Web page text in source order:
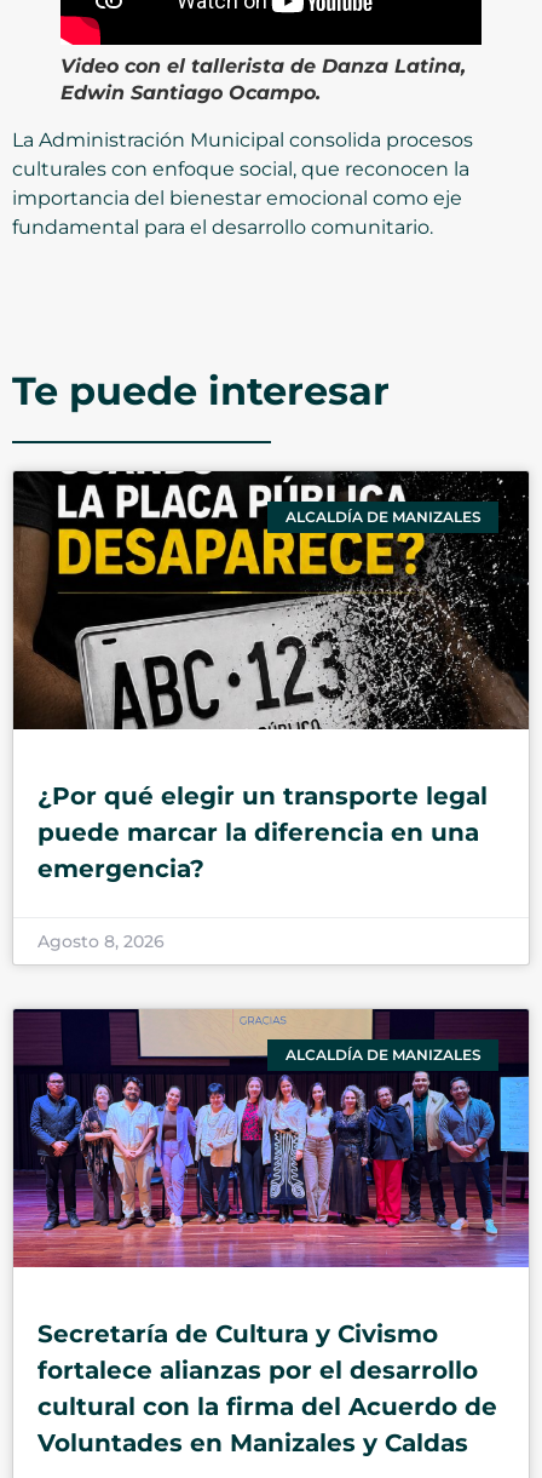
Video con el tallerista de Danza Latina,
Edwin Santiago Ocampo.
La Administración Municipal consolida procesos
culturales con enfoque social, que reconocen la
importancia del bienestar emocional como eje
fundamental para el desarrollo comunitario.
Te puede interesar
ALCALDÍA DE MANIZALES
¿Por qué elegir un transporte legal
puede marcar la diferencia en una
emergencia?
Agosto 8, 2026
ALCALDÍA DE MANIZALES
Secretaría de Cultura y Civismo
fortalece alianzas por el desarrollo
cultural con la firma del Acuerdo de
Voluntades en Manizales y Caldas